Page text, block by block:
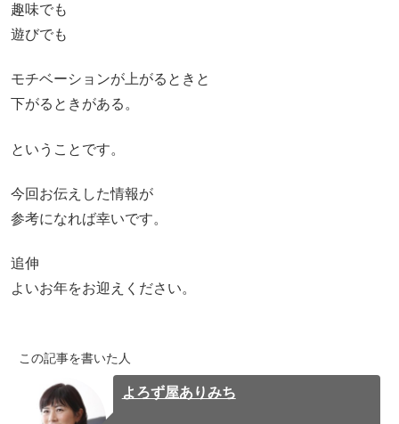
趣味でも
遊びでも
モチベーションが上がるときと
下がるときがある。
ということです。
今回お伝えした情報が
参考になれば幸いです。
追伸
よいお年をお迎えください。
この記事を書いた人
よろず屋ありみち